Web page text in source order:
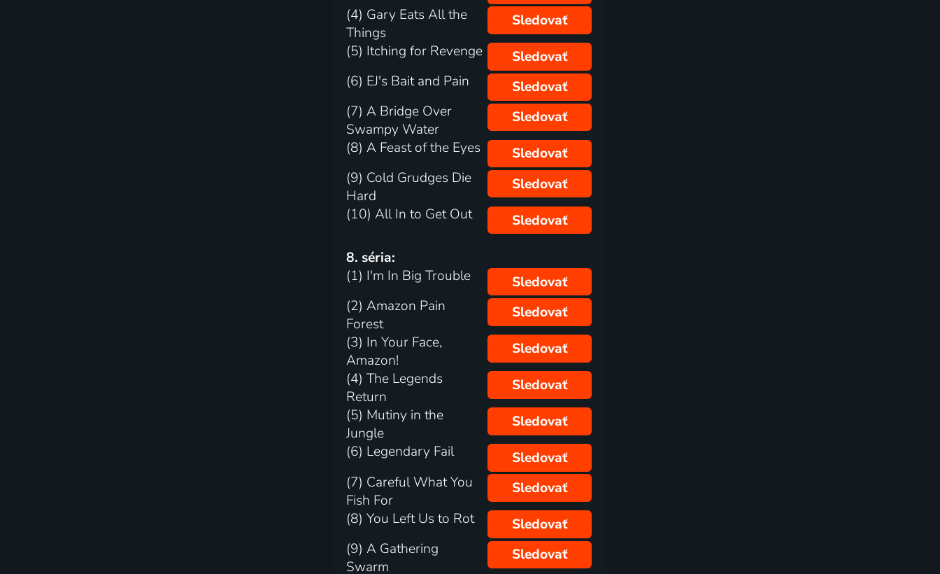
(4) Gary Eats All the
Things
Sledovať
(5) Itching for Revenge
Sledovať
(6) EJ's Bait and Pain
Sledovať
(7) A Bridge Over
Swampy Water
Sledovať
(8) A Feast of the Eyes
Sledovať
(9) Cold Grudges Die
Hard
Sledovať
(10) All In to Get Out
Sledovať
8. séria:
(1) I'm In Big Trouble
Sledovať
(2) Amazon Pain
Forest
Sledovať
(3) In Your Face,
Amazon!
Sledovať
(4) The Legends
Return
Sledovať
(5) Mutiny in the
Jungle
Sledovať
(6) Legendary Fail
Sledovať
(7) Careful What You
Fish For
Sledovať
(8) You Left Us to Rot
Sledovať
(9) A Gathering
Swarm
Sledovať